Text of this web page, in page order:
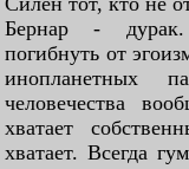
Бернар - дурак.
погибнуть от
инопланетных
человечества
хватает
хватает. Всегда